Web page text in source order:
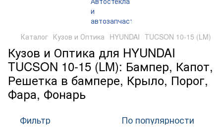
Каталог Кузов и Оптика HYUNDAI TUCSON 10-15 (LM)
Кузов и Оптика для HYUNDAI
TUCSON 10-15 (LM): Бампер, Капот,
Решетка в бампере, Крыло, Порог,
Фара, Фонарь
Фильтр По популярности